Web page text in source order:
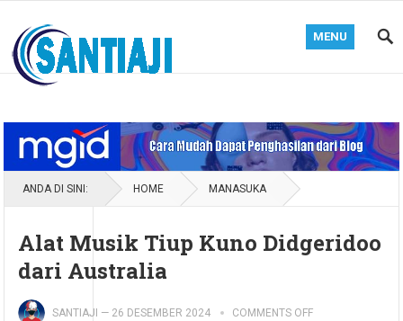
MENU
ANDA DI SINI: HOME MANASUKA
Alat Musik Tiup Kuno Didgeridoo
dari Australia
SANTIAJI — 26 DESEMBER 2024 COMMENTS OFF